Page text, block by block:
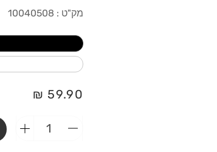
מק"ט : 10040508
מחיר
59.90 ₪
הפחתת
הוספת